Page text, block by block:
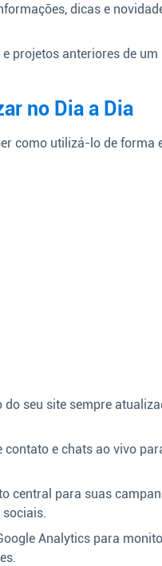
dicas e
projetos anteriores de
no Dia a Dia
como utilizá-lo de forma
do seu site sempre
contato e chats ao vivo
central para suas
Analytics para